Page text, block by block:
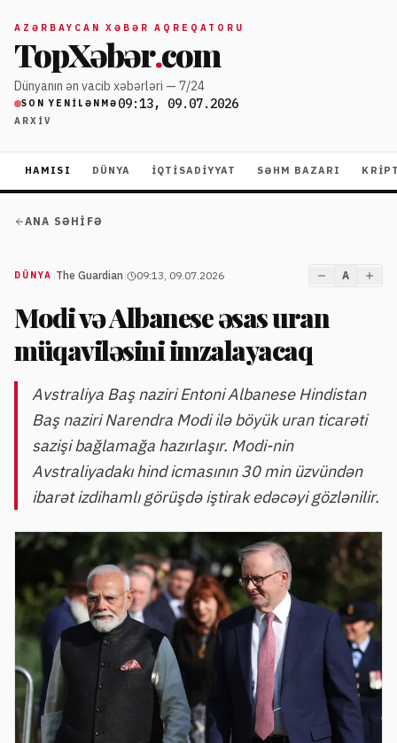
AZƏRBAYCAN XƏBƏR AQREQATORU
TopXəbər.com
Dünyanın ən vacib xəbərləri — 7/24
SON YENILƏNMƏ 09:13, 09.07.2026
ARXIV
HAMISI DÜNYA İQTISADIYYAT SƏHM BAZARI
ANA SƏHIFƏ
DÜNYA The Guardian 09:13, 09.07.2026 A
Modi və Albanese əsas uran
müqaviləsini imzalayacaq
Avstraliya Baş naziri Entoni Albanese Hindistan
Baş naziri Narendra Modi ilə böyük uran ticarəti
sazişi bağlamağa hazırlaşır. Modi-nin
Avstraliyadakı hind icmasının 30 min üzvündən
ibarət izdihamlı görüşdə iştirak edəcəyi gözlənilir.